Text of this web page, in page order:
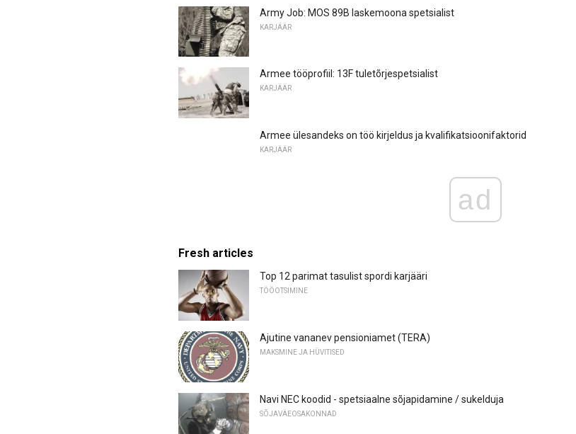
Army Job: MOS 89B laskemoona spetsialist
KARJÄÄR
Armee tööprofiil: 13F tuletõrjespetsialist
KARJÄÄR
Armee ülesandeks on töö kirjeldus ja kvalifikatsioonifaktorid
KARJÄÄR
ad
Fresh articles
Top 12 parimat tasulist spordi karjääri
TÖÖOTSIMINE
Ajutine vananev pensioniamet (TERA)
MAKSMINE JA HÜVITISED
Navi NEC koodid - spetsiaalne sõjapidamine / sukelduja
SÕJAVÄEOSAKONNAD